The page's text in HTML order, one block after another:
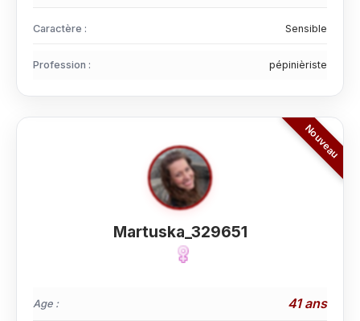
Caractère : Sensible
Profession : pépinièriste
Martuska_329651
Age : 41 ans